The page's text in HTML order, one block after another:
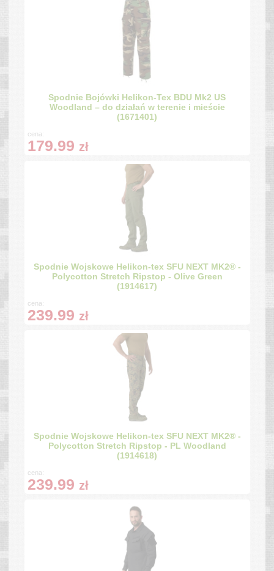
Spodnie Bojówki Helikon-Tex BDU Mk2 US
Woodland – do działań w terenie i mieście
(1671401)
cena:
179.99 zł
Spodnie Wojskowe Helikon-tex SFU NEXT MK2® -
Polycotton Stretch Ripstop - Olive Green
(1914617)
cena:
239.99 zł
Spodnie Wojskowe Helikon-tex SFU NEXT MK2® -
Polycotton Stretch Ripstop - PL Woodland
(1914618)
cena:
239.99 zł